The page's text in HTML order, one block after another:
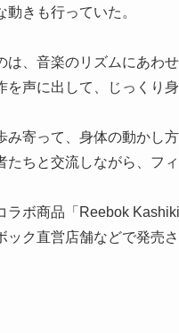
きも行っていた。
は、音楽のリズムにあわ
声に出して、じっくり身
み寄って、身体の動かし
ちと交流しながら、フ
ラボ商品「Reebok
ク直営店舗などで発売さ